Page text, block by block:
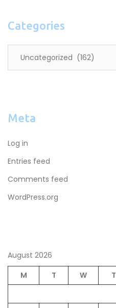
Categories
Meta
Log in
Entries feed
Comments feed
WordPress.org
August 2026
M
T W T